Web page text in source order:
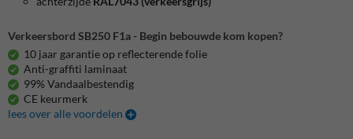
Verkeersbord SB250 F1a - Begin bebouwde kom kopen?
10 jaar garantie op reflecterende folie
Anti-graffiti laminaat
99% Vandaalbestendig
CE keurmerk
lees over alle voordelen